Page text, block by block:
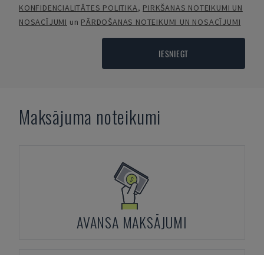
KONFIDENCIALITĀTES POLITIKA, PIRKŠANAS NOTEIKUMI UN
NOSACĪJUMI un PĀRDOŠANAS NOTEIKUMI UN NOSACĪJUMI
IESNIEGT
Maksājuma noteikumi
AVANSA MAKSĀJUMI